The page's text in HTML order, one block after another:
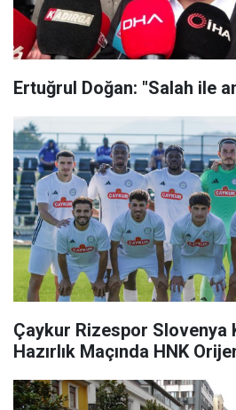
Ertuğrul Doğan: "Salah ile
Çaykur Rizespor Slovenya
Hazırlık Maçında HNK